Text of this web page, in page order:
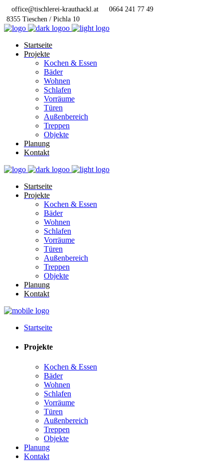
office@tischlerei-krauthackl.at
0664 241 77 49
8355 Tieschen / Pichla 10
Startseite
Projekte
Kochen & Essen
Bäder
Wohnen
Schlafen
Vorräume
Türen
Außenbereich
Treppen
Objekte
Planung
Kontakt
Startseite
Projekte
Kochen & Essen
Bäder
Wohnen
Schlafen
Vorräume
Türen
Außenbereich
Treppen
Objekte
Planung
Kontakt
Startseite
Projekte
Kochen & Essen
Bäder
Wohnen
Schlafen
Vorräume
Türen
Außenbereich
Treppen
Objekte
Planung
Kontakt